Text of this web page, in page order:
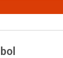
bol